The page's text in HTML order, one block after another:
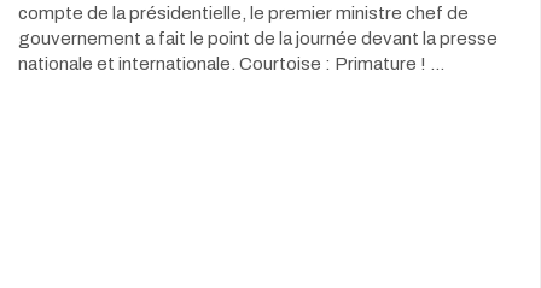
compte de la présidentielle, le premier ministre chef de
gouvernement a fait le point de la journée devant la presse
nationale et internationale. Courtoise : Primature ! …